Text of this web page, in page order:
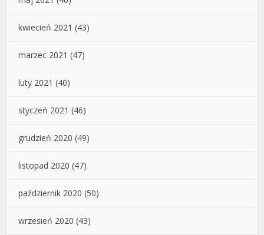
kwiecień 2021 (43)
marzec 2021 (47)
luty 2021 (40)
styczeń 2021 (46)
grudzień 2020 (49)
listopad 2020 (47)
październik 2020 (50)
wrzesień 2020 (43)